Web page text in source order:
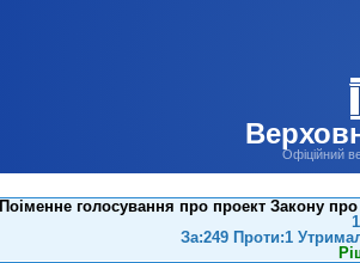
Офіційний
Поіменне голосування про проект Закону
За:249 Проти:1